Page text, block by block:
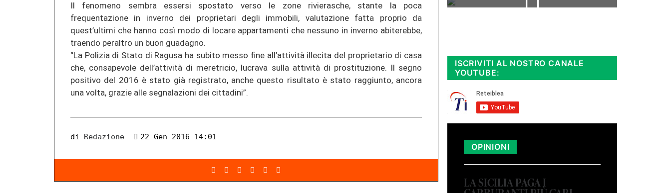
Il fenomeno sembra essersi spostato verso le zone rivierasche, stante la poca
frequentazione in inverno dei proprietari degli immobili, valutazione fatta proprio da
quest’ultimi che hanno così modo di locare appartamenti che nessuno in inverno abiterebbe,
traendo peraltro un buon guadagno.
“La Polizia di Stato di Ragusa ha subito messo fine all’attività illecita del proprietario di casa
che, consapevole dell’attività di meretricio, lucrava sulla attività di prostituzione. Il segno
positivo del 2016 è stato già registrato, anche questo risultato è stato raggiunto, ancora
una volta, grazie alle segnalazioni dei cittadini”.
di Redazione 22 Gen 2016 14:01
ISCRIVITI AL NOSTRO CANALE
YOUTUBE:
OPINIONI
LA SICILIA PAGA I